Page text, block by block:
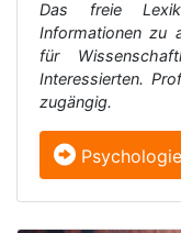
Das freie
Informationen zu
für
Interessierten.
zugängig.